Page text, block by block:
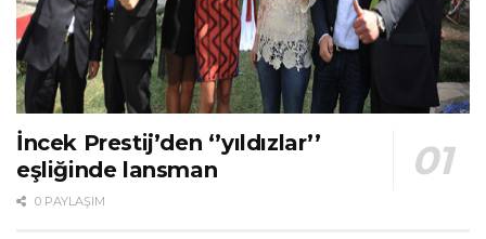
İncek Prestij’den ‘’yıldızlar’’
eşliğinde lansman
0 PAYLAŞIM